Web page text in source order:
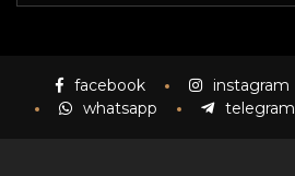
facebook instagram
whatsapp
telegram